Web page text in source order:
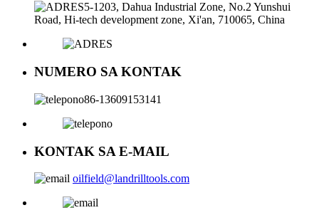
5-1203, Dahua Industrial Zone, No.2 Yunshui
Road, Hi-tech development zone, Xi'an, 710065, China
NUMERO SA KONTAK
86-13609153141
KONTAK SA E-MAIL
oilfield@landrilltools.com